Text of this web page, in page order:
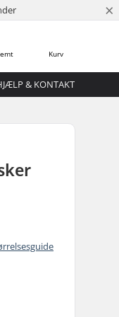
×
Kurv
& KONTAKT